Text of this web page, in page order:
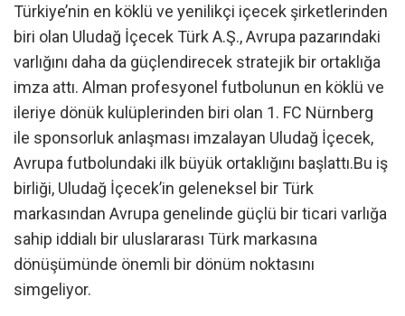
Türkiye’nin en köklü ve yenilikçi içecek şirketlerinden
biri olan Uludağ İçecek Türk A.Ş., Avrupa pazarındaki
varlığını daha da güçlendirecek stratejik bir ortaklığa
imza attı. Alman profesyonel futbolunun en köklü ve
ileriye dönük kulüplerinden biri olan 1. FC Nürnberg
ile sponsorluk anlaşması imzalayan Uludağ İçecek,
Avrupa futbolundaki ilk büyük ortaklığını başlattı.Bu iş
birliği, Uludağ İçecek’in geleneksel bir Türk
markasından Avrupa genelinde güçlü bir ticari varlığa
sahip iddialı bir uluslararası Türk markasına
dönüşümünde önemli bir dönüm noktasını
simgeliyor.